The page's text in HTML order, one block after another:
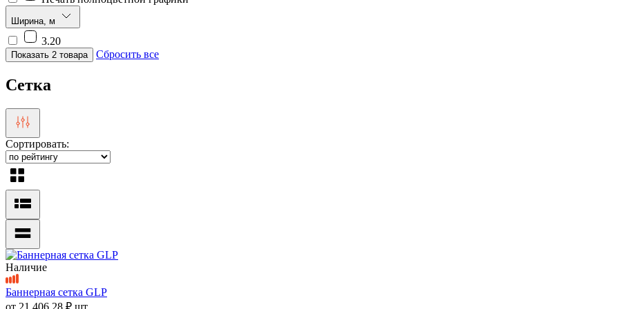
Ширина, м
3.20
Показать 2 товара Сбросить все
Сетка
Сортировать:
Наличие
Баннерная сетка GLP
от 21 406.28 ₽ шт